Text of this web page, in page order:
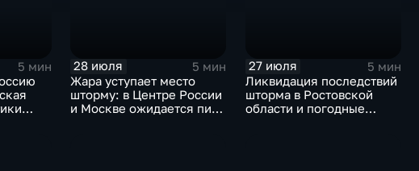
5 мин
28 июля
5 мин
Жара уступает место
шторму: в Центре России
и Москве ожидается пик
27 июля
5 мин
Ликвидация последствий
шторма в Ростовской
области и погодные